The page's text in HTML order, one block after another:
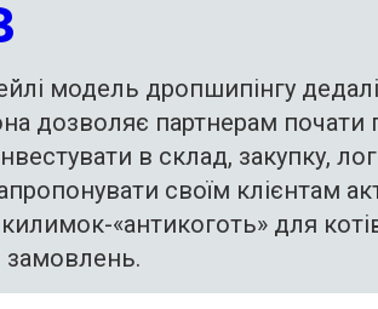
модель дропшипінгу
дозволяє партнерам почати
в склад, закупку,
своїм клієнтам
«антикоготь» для